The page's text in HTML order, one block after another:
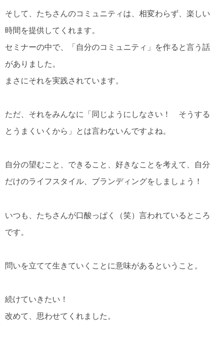
そして、たちさんのコミュニティは、相変わらず、楽しい
時間を提供してくれます。
セミナーの中で、「自分のコミュニティ」を作ると言う話
がありました。
まさにそれを実践されています。
ただ、それをみんなに「同じようにしなさい！ そうする
とうまくいくから」とは言わないんですよね。
自分の望むこと、できること、好きなことを考えて、自分
だけのライフスタイル、ブランディングをしましょう！
いつも、たちさんが口酸っぱく（笑）言われているところ
です。
問いを立てて生きていくことに意味があるということ。
続けていきたい！
改めて、思わせてくれました。